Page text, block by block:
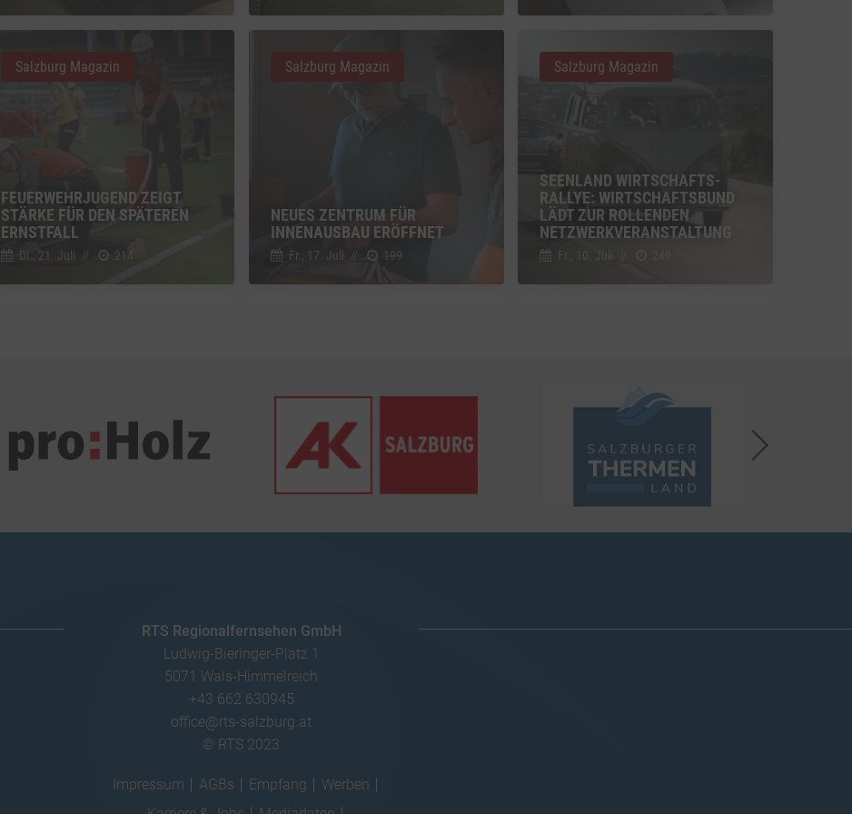
FEUERWEHRJUGEND ZEIGT
STÄRKE FÜR DEN SPÄTEREN
ERNSTFALL
Di., 21. Juli // 214
Salzburg Magazin
NEUES ZENTRUM FÜR
INNENAUSBAU ERÖFFNET
Fr., 17. Juli // 199
Salzburg Magazin
SEENLAND WIRTSCHAFTS-
RALLYE: WIRTSCHAFTSBUND
LÄDT ZUR ROLLENDEN
NETZWERKVERANSTALTUNG
Fr., 10. Juli
Salzburg Magazin
RTS Regionalfernsehen GmbH
Ludwig-Bieringer-Platz 1
5071 Wals-Himmelreich
+43 662 630945
office@rts-salzburg.at
© RTS 2023
Impressum AGBs Empfang
Werben
zu Vimeo
YouTube